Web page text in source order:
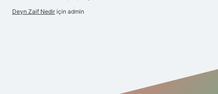
Deyn Zaif Nedir için admin